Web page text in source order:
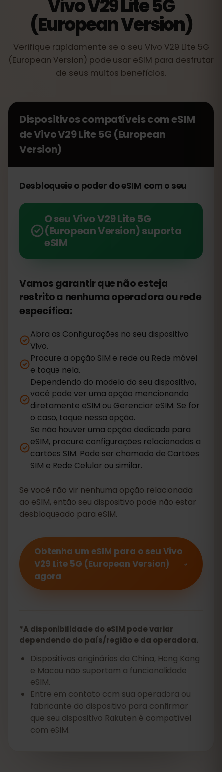
Vivo V29 Lite 5G
(European Version)
Verifique rapidamente se o seu Vivo V29 Lite 5G
(European Version) pode usar eSIM para desfrutar
de seus muitos benefícios.
Dispositivos compatíveis com eSIM
deVivo V29 Lite 5G (European
Version)
Desbloqueie o poder do eSIM com o seu
O seu Vivo V29 Lite 5G
(European Version) suporta
eSIM
Vamos garantir que não esteja
restrito a nenhuma operadora ou rede
específica:
Abra as Configurações no seu dispositivo
Vivo.
Procure a opção SIM e rede ou Rede móvel
e toque nela.
Dependendo do modelo do seu dispositivo,
você pode ver uma opção mencionando
diretamente eSIM ou Gerenciar eSIM. Se for
o caso, toque nessa opção.
Se não houver uma opção dedicada para
eSIM, procure configurações relacionadas a
cartões SIM. Pode ser chamado de Cartões
SIM e Rede Celular ou similar.
Se você não vir nenhuma opção relacionada
ao eSIM, então seu dispositivo pode não estar
desbloqueado para eSIM.
Obtenha um eSIM para o seu Vivo
V29 Lite 5G (European Version)
agora
*A disponibilidade do eSIM pode variar
dependendo do país/região e da operadora.
Dispositivos originários da China, Hong Kong
e Macau não suportam a funcionalidade
eSIM.
Entre em contato com sua operadora ou
fabricante do dispositivo para confirmar
que seu dispositivo Rakuten é compatível
com eSIM.